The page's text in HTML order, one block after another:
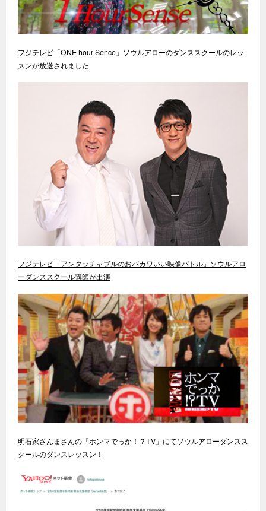
フジテレビ「ONE hour Sence」ソウルアローのダンススクールのレッ
スンが放送されました
フジテレビ「アンタッチャブルのおバカワいい映像バトル」ソウルアロ
ーダンススクール講師が出演
明石家さんまさんの「ホンマでっか！？TV」にてソウルアローダンスス
クールのダンスレッスン！